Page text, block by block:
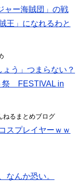
ャー海賊団」の戦
王」になれるわと
う」つまらない？
祭 FESTIVAL in
ねるまとめブログ
スプレイヤーｗｗ
なんか恐い。